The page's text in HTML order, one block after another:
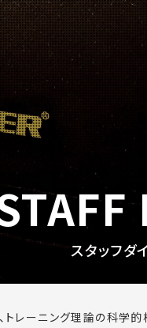
スタッフダ
トレーニング理論の科学